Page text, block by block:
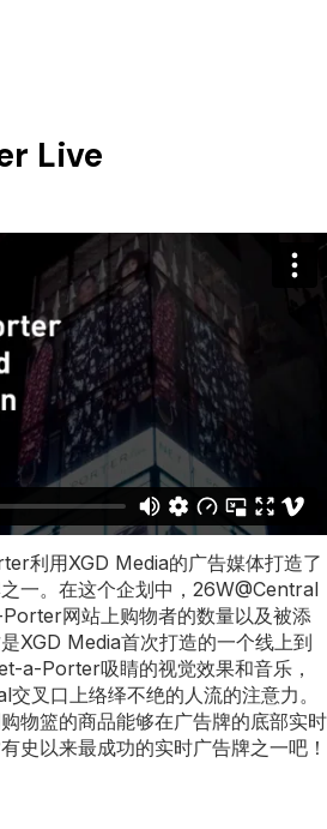
Live
利用XGD Media的广告媒体打造了
一。在这个企划中，26W@Central
网站上购物者的数量以及被添
XGD Media首次打造的一个线上到
a-Porter吸睛的视觉效果和音乐，
叉口上络绎不绝的人流的注意力。
物篮的商品能够在广告牌的底部实时
史以来最成功的实时广告牌之一吧！